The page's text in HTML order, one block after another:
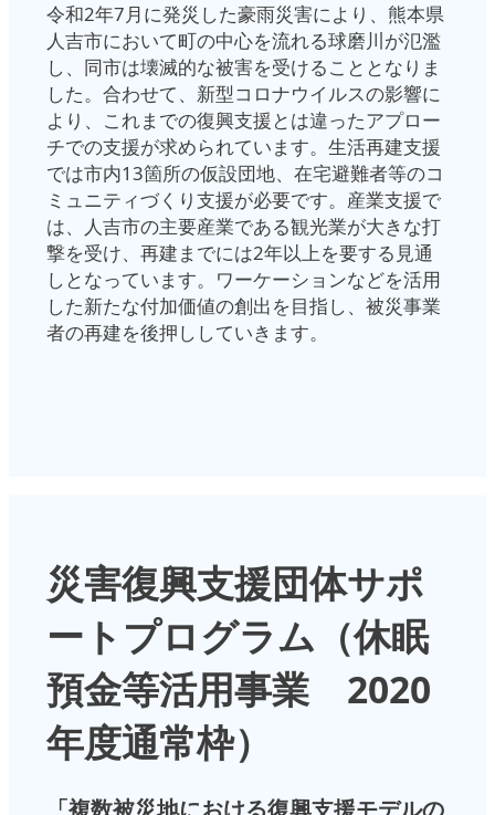
令和2年7月に発災した豪雨災害により、熊本県
人吉市において町の中心を流れる球磨川が氾濫
し、同市は壊滅的な被害を受けることとなりま
した。合わせて、新型コロナウイルスの影響に
より、これまでの復興支援とは違ったアプロー
チでの支援が求められています。生活再建支援
では市内13箇所の仮設団地、在宅避難者等のコ
ミュニティづくり支援が必要です。産業支援で
は、人吉市の主要産業である観光業が大きな打
撃を受け、再建までには2年以上を要する見通
しとなっています。ワーケーションなどを活用
した新たな付加価値の創出を目指し、被災事業
者の再建を後押ししていきます。
災害復興支援団体サポ
ートプログラム（休眠
預金等活用事業 2020
年度通常枠）